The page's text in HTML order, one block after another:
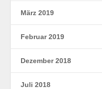
März 2019
Februar 2019
Dezember 2018
Juli 2018